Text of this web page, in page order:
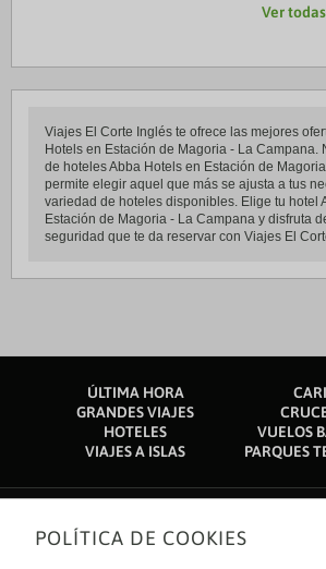
Ver
Viajes El Corte Inglés te ofrece las mejores
Hotels en Estación de Magoria - La Campana.
de hoteles Abba Hotels en Estación de
permite elegir aquel que más se ajusta a tus
variedad de hoteles disponibles. Elige tu hotel
Estación de Magoria - La Campana y disfruta
seguridad que te da reservar con Viajes El
ÚLTIMA HORA
GRANDES VIAJES
HOTELES
VUELOS
VIAJES A ISLAS
PARQUES
Sobre nosotros
POLÍTICA DE COOKIES